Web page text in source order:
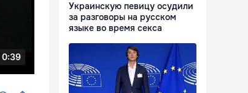
Украинскую певицу осудили
за разговоры на русском
языке во время секса